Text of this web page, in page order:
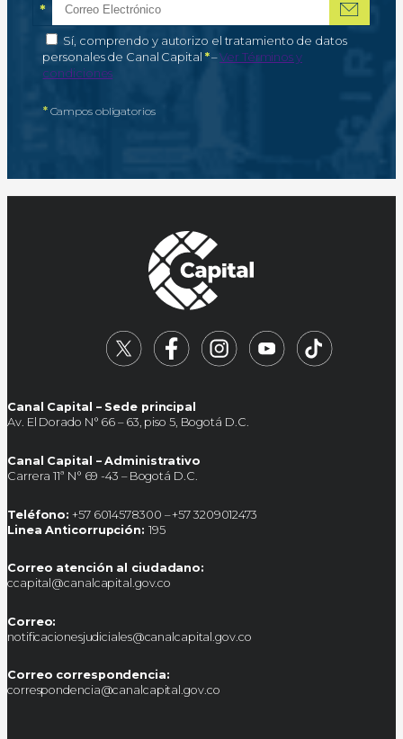
Correo electrónico
*Campo obligatorio
Autorización de tratamiento de datos personales
Sí, comprendo y autorizo el tratamiento de datos
personales de Canal Capital *–Campo obligatorio
Ver Términos y
condiciones
*Campos obligatorios
Canal Capital – Sede principal
Av. El Dorado N° 66 – 63, piso 5, Bogotá D.C.
Canal Capital – Administrativo
Carrera 11ª N° 69 -43 – Bogotá D.C.
Teléfono: +57 6014578300 – +57 3209012473
Linea Anticorrupción: 195
Correo atención al ciudadano:
ccapital@canalcapital.gov.co
Correo:
notificacionesjudiciales@canalcapital.gov.co
Correo correspondencia:
correspondencia@canalcapital.gov.co